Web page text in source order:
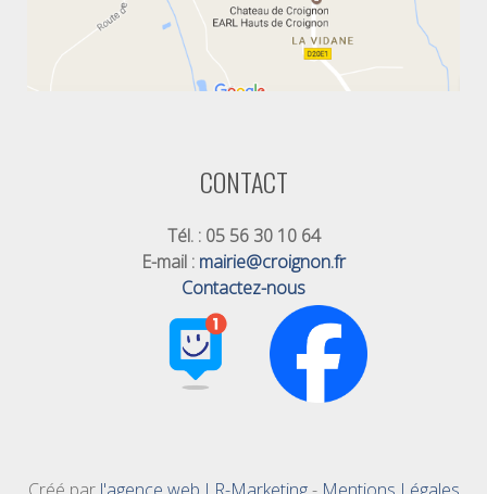
CONTACT
Tél. : 05 56 30 10 64
E-mail : mairie@croignon.fr
Contactez-nous